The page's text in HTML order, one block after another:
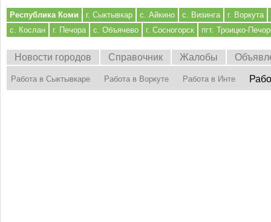
Республика Коми г. Сыктывкар с. Айкино с. Визинга
г. Воркута
с. Кослан
г. Печора с. Объячево г. Сосногорск пгт. Троицко-
Новости городов Справочник Жалобы
Работа в Сыктывкаре Работа в Воркуте Работа в Инте